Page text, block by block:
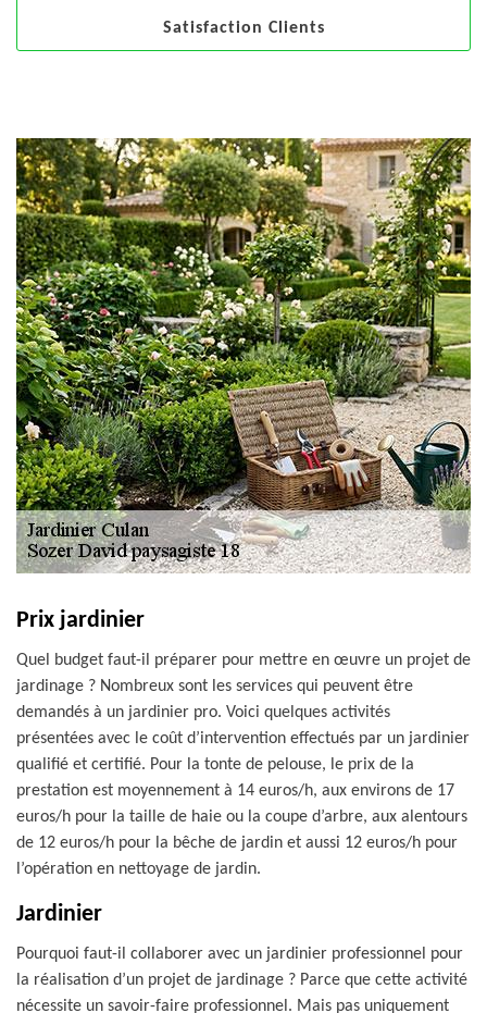
Satisfaction Clients
Prix jardinier
Quel budget faut-il préparer pour mettre en œuvre un projet de
jardinage ? Nombreux sont les services qui peuvent être
demandés à un jardinier pro. Voici quelques activités
présentées avec le coût d’intervention effectués par un jardinier
qualifié et certifié. Pour la tonte de pelouse, le prix de la
prestation est moyennement à 14 euros/h, aux environs de 17
euros/h pour la taille de haie ou la coupe d’arbre, aux alentours
de 12 euros/h pour la bêche de jardin et aussi 12 euros/h pour
l’opération en nettoyage de jardin.
Jardinier
Pourquoi faut-il collaborer avec un jardinier professionnel pour
la réalisation d’un projet de jardinage ? Parce que cette activité
nécessite un savoir-faire professionnel. Mais pas uniquement